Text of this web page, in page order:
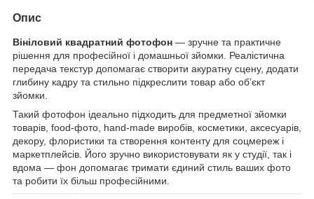
Опис
Вініловий квадратний фотофон — зручне та практичне
рішення для професійної і домашньої зйомки. Реалістична
передача текстур допомагає створити акуратну сцену, додати
глибину кадру та стильно підкреслити товар або об’єкт
зйомки.
Такий фотофон ідеально підходить для предметної зйомки
товарів, food-фото, hand-made виробів, косметики, аксесуарів,
декору, флористики та створення контенту для соцмереж і
маркетплейсів. Його зручно використовувати як у студії, так і
вдома — фон допомагає тримати єдиний стиль ваших фото
та робити їх більш професійними.